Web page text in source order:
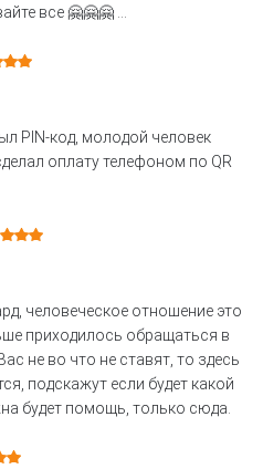
все 🤗🤗🤗 …
PIN-код, молодой человек
оплату телефоном по QR
человеческое отношение это
приходилось обращаться в
не во что не ставят, то здесь
подскажут если будет какой
будет помощь, только сюда.